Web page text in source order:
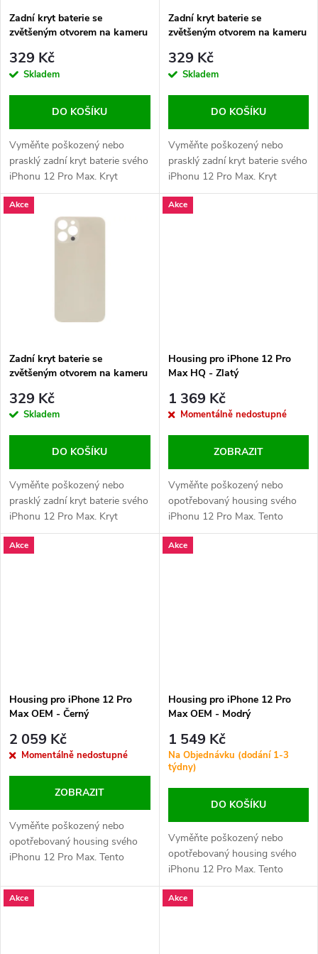
p
r
o
d
u
k
s
p
r
d
u
k
Zadní kryt baterie se
zvětšeným otvorem na kameru
Max OEM - Černý
329 Kč
Skladem
DO KOŠÍKU
Vyměňte poškozený nebo
prasklý zadní kryt baterie svého
iPhonu 12 Pro Max. Kryt
obsahuje zvětšený otvor na
kameru a dodává se s lepením
pro snadnou instalaci.
Zadní kryt baterie se
zvětšeným otvorem na kameru
Max OEM - Stříbrný
329 Kč
Skladem
DO KOŠÍKU
Vyměňte poškozený nebo
prasklý zadní kryt baterie svého
iPhonu 12 Pro Max. Kryt
obsahuje zvětšený otvor na
kameru a dodává se s lepením
Akce
Zadní kryt baterie se
zvětšeným otvorem na kameru
Max OEM - Zlatý
329 Kč
Skladem
DO KOŠÍKU
Vyměňte poškozený nebo
prasklý zadní kryt baterie svého
iPhonu 12 Pro Max. Kryt
obsahuje zvětšený otvor na
kameru a dodává se s lepením
Akce
Housing pro iPhone 12 Pro
Max HQ - Zlatý
1 369 Kč
Momentálně nedostupné
ZOBRAZIT
Vyměňte poškozený nebo
opotřebovaný housing svého
iPhonu 12 Pro Max. Tento
náhradní díl obsahuje logo
Apple a precizní design, který
Akce
Housing pro iPhone 12 Pro
Max OEM - Černý
2 059 Kč
Momentálně nedostupné
ZOBRAZIT
Vyměňte poškozený nebo
opotřebovaný housing svého
iPhonu 12 Pro Max. Tento
Apple a precizní design, který
obnoví vzhled i funkčnost
Akce
Housing pro iPhone 12 Pro
Max OEM - Modrý
1 549 Kč
Na Objednávku (dodání 1-3
týdny)
DO KOŠÍKU
Vyměňte poškozený nebo
opotřebovaný housing svého
iPhonu 12 Pro Max. Tento
náhradní díl obsahuje logo
Apple a precizní design, který
Akce Akce